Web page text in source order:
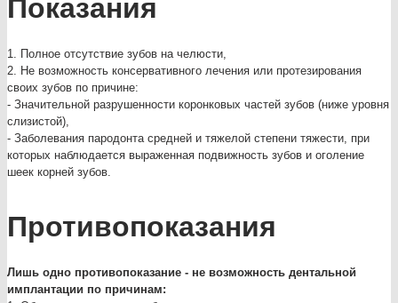
Показания
1. Полное отсутствие зубов на челюсти,
2. Не возможность консервативного лечения или протезирования
своих зубов по причине:
- Значительной разрушенности коронковых частей зубов (ниже уровня
слизистой),
- Заболевания пародонта средней и тяжелой степени тяжести, при
которых наблюдается выраженная подвижность зубов и оголение
шеек корней зубов.
Противопоказания
Лишь одно противопоказание - не возможность дентальной
имплантации по причинам: